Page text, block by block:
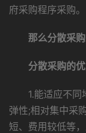
府采购程序采购。
那么分散采
分散采购的优
1.能适应不同
弹性;相对集中采
短、费用较低等